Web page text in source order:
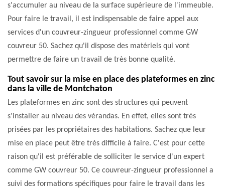
s'accumuler au niveau de la surface supérieure de l'immeuble.
Pour faire le travail, il est indispensable de faire appel aux
services d'un couvreur-zingueur professionnel comme GW
couvreur 50. Sachez qu'il dispose des matériels qui vont
permettre de faire un travail de très bonne qualité.
Tout savoir sur la mise en place des plateformes en zinc
dans la ville de Montchaton
Les plateformes en zinc sont des structures qui peuvent
s'installer au niveau des vérandas. En effet, elles sont très
prisées par les propriétaires des habitations. Sachez que leur
mise en place peut être très difficile à faire. C'est pour cette
raison qu'il est préférable de solliciter le service d'un expert
comme GW couvreur 50. Ce couvreur-zingueur professionnel a
suivi des formations spécifiques pour faire le travail dans les